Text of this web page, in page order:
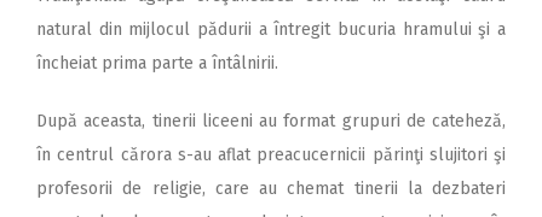
natural din mijlocul pădurii a întregit bucuria hramului şi a
încheiat prima parte a întâlnirii.
După aceasta, tinerii liceeni au format grupuri de cateheză,
în centrul cărora s-au aflat preacucernicii părinţi slujitori şi
profesorii de religie, care au chemat tinerii la dezbateri